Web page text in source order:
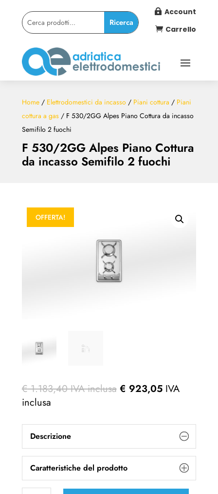
 Account
 Carrello
F 530/2GG Alpes Piano Cottura
da incasso Semifilo 2 fuochi
Home/ Elettrodomestici da incasso/ Piani cottura / Piani
cottura a gas/ F 530/2GG Alpes Piano Cottura da incasso
Semifilo 2 fuochi
OFFERTA!
€1.183,40 IVA inclusa € 923,05 IVA
inclusa
Descrizione
Caratteristiche del prodotto